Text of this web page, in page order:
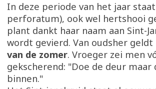
In deze periode van het jaar
perforatum), ook wel hertshooi
plant dankt haar naam aan Sint-
wordt gevierd. Van oudsher
van de zomer. Vroeger zei men
gekscherend: "Doe de deur
binnen."